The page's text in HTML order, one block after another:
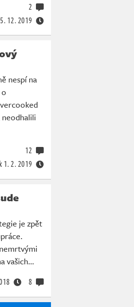
5. 12. 2019
2
nespí na
1. 2. 2019
12
je zpět
vašich…
8